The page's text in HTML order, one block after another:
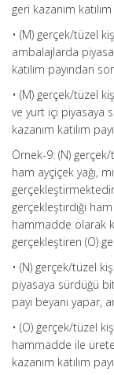
geri kazanım
• (M) gerçek/tüzel
ambalajlarda
katılım payından
• (M) gerçek/tüzel
ve yurt içi piyasaya
kazanım katılım
Örnek-9: (N)
ham ayçiçek yağı,
gerçekleştirdiği ham
hammadde olarak
gerçekleştiren (O)
• (N) gerçek/tüzel
piyasaya sürdüğü
payı beyanı yapar,
• (O) gerçek/tüzel
hammadde ile
kazanım katılım